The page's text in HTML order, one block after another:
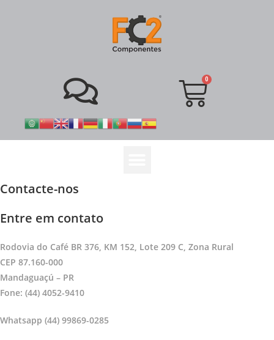
Contacte-nos
Entre em contato
Rodovia do Café BR 376, KM 152, Lote 209 C, Zona Rural
CEP 87.160-000
Mandaguaçú – PR
Fone: (44) 4052-9410
Whatsapp (44) 99869-0285